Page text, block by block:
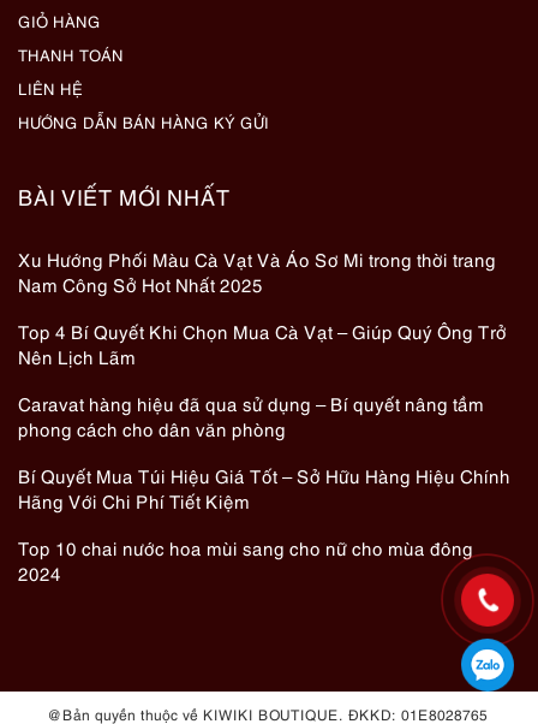
GIỎ HÀNG
THANH TOÁN
LIÊN HỆ
HƯỚNG DẪN BÁN HÀNG KÝ GỬI
BÀI VIẾT MỚI NHẤT
Xu Hướng Phối Màu Cà Vạt Và Áo Sơ Mi trong thời trang
Nam Công Sở Hot Nhất 2025
Top 4 Bí Quyết Khi Chọn Mua Cà Vạt – Giúp Quý Ông Trở
Nên Lịch Lãm
Caravat hàng hiệu đã qua sử dụng – Bí quyết nâng tầm
phong cách cho dân văn phòng
Bí Quyết Mua Túi Hiệu Giá Tốt – Sở Hữu Hàng Hiệu Chính
Hãng Với Chi Phí Tiết Kiệm
Top 10 chai nước hoa mùi sang cho nữ cho mùa đông
2024
@ Bản quyền thuộc về KIWIKI BOUTIQUE. ĐKKD: 01E8028765